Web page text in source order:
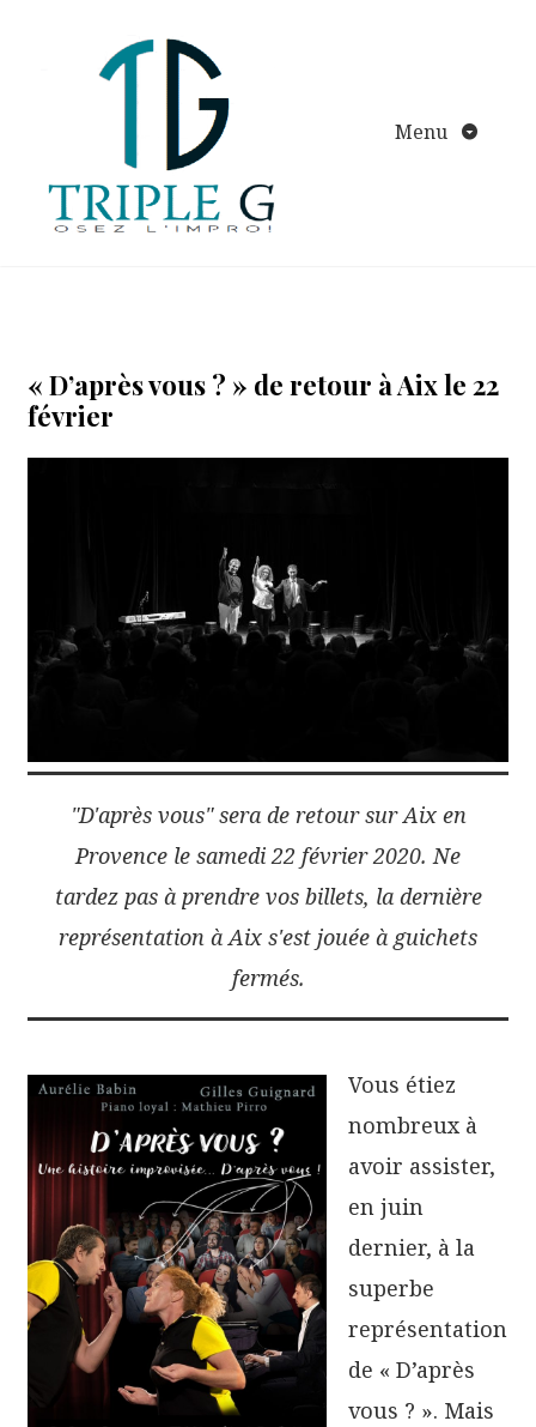
Menu
« D’après vous ? » de retour à Aix le 22
février
"D'après vous" sera de retour sur Aix en
Provence le samedi 22 février 2020. Ne
tardez pas à prendre vos billets, la dernière
représentation à Aix s'est jouée à guichets
fermés.
Vous étiez
nombreux à
avoir assister,
en juin
dernier, à la
superbe
représentation
de « D’après
vous ? ». Mais